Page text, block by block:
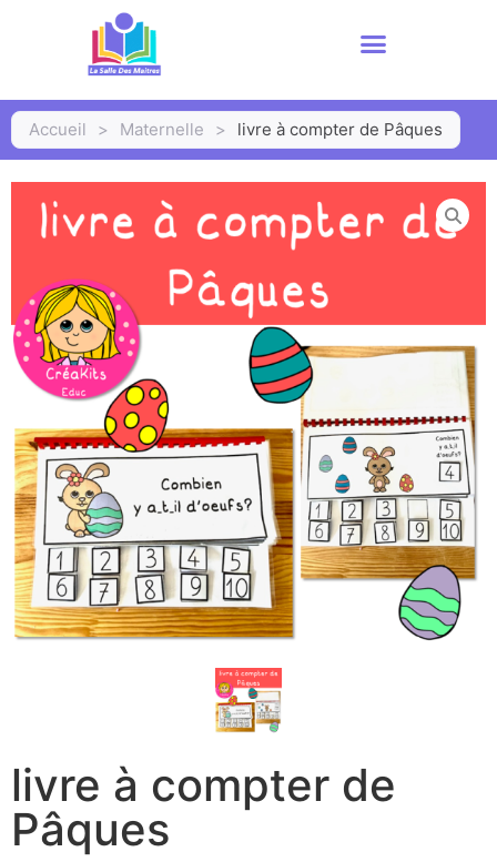
Accueil > Maternelle > livre à compter de Pâques
livre à compter de
Pâques